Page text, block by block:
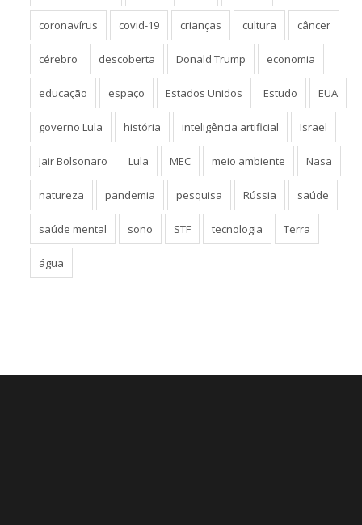
coronavírus covid-19 crianças cultura câncer
cérebro descoberta Donald Trump economia
educação espaço Estados Unidos Estudo EUA
governo Lula história inteligência artificial Israel
Jair Bolsonaro Lula MEC meio ambiente Nasa
natureza pandemia pesquisa Rússia saúde
saúde mental sono STF tecnologia Terra
água